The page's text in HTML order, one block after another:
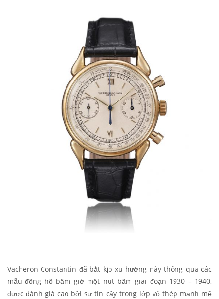
Vacheron Constantin đã bắt kịp xu hướng này thông qua các
mẫu đồng hồ bấm giờ một nút bấm giai đoạn 1930 – 1940,
được đánh giá cao bởi sự tin cậy trong lớp vỏ thép mạnh mẽ